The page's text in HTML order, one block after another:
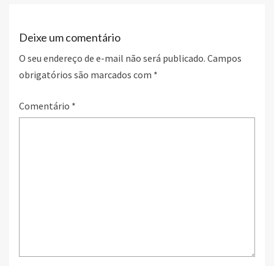
Deixe um comentário
O seu endereço de e-mail não será publicado. Campos
obrigatórios são marcados com *
Comentário *